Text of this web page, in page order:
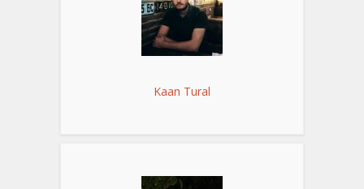
Kaan Tural